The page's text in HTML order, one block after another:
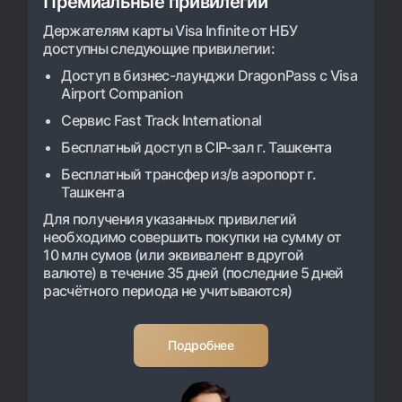
UzCard/HUMO
Visa
Visa FIFA
Денежные переводы
Курсы валют
Эскроу-cчёт
Держателям карты Visa Infinite от НБУ
доступны следующие привилегии:
Доступ в бизнес-лаунджи DragonPass с Visa
Airport Companion
Сервис Fast Track International
Бесплатный доступ в CIP-зал г. Ташкента
Бесплатный трансфер из/в аэропорт г.
Ташкента
Для получения указанных привилегий
необходимо совершить покупки на сумму от
10 млн сумов (или эквивалент в другой
валюте) в течение 35 дней (последние 5 дней
расчётного периода не учитываются)
Подробнее